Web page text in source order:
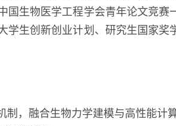
国生物医学工程学会青年论文竞赛
学生创新创业计划、研究生国家奖
制，融合生物力学建模与高性能计